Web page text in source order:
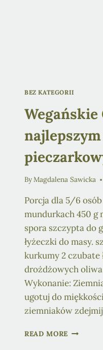
BEZ KATEGORII
Wegańskie
ByMagdalena Sawicka
Porcja dla 5/6
mundurkach 450 g
spora szczypta do
łyżeczki do masy.
kurkumy 2 czubate
drożdżowych
Wykonanie:
ugotuj do
ziemniaków
READ MORE